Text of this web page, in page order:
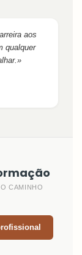
aos
qualquer
CAMINHO